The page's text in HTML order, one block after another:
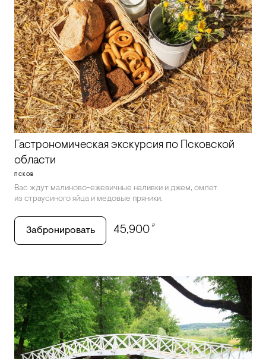
Гастрономическая экскурсия по Псковской
области
ПСКОВ
Вас ждут малиново-ежевичные наливки и джем, омлет
из страусиного яйца и медовые пряники.
Забронировать 45,900 ₽